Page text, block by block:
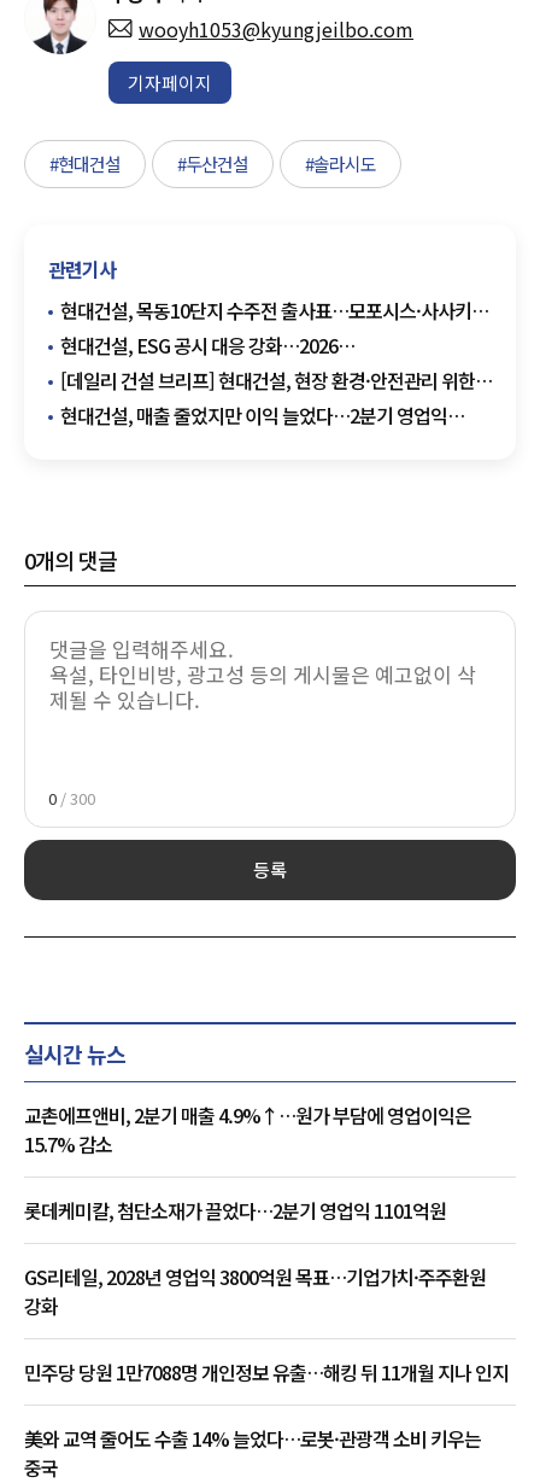
wooyh1053@kyungjeilbo.com
기자페이지
#현대건설 #두산건설 #솔라시도
관련기사
현대건설, 목동10단지 수주전 출사표…모포시스·사사키
앞세워 설계 승부
현대건설, ESG 공시 대응 강화…2026
지속가능경영보고서 발간
[데일리 건설 브리프] 현대건설, 현장 환경·안전관리 위한
무인로봇 도입 확대 추진 外
현대건설, 매출 줄었지만 이익 늘었다…2분기 영업익
0개의 댓글
0 / 300
등록
실시간 뉴스
교촌에프앤비, 2분기 매출 4.9%↑…원가 부담에 영업이익은
15.7% 감소
롯데케미칼, 첨단소재가 끌었다…2분기 영업익 1101억원
GS리테일, 2028년 영업익 3800억원 목표…기업가치·주주환원
강화
민주당 당원 1만7088명 개인정보 유출…해킹 뒤 11개월 지나 인지
美와 교역 줄어도 수출 14% 늘었다…로봇·관광객 소비 키우는
중국